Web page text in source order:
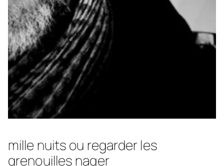
mille nuits ou regarder les
grenouilles nager